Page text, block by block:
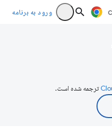
ورود به برنامه
ترجمه شده است.